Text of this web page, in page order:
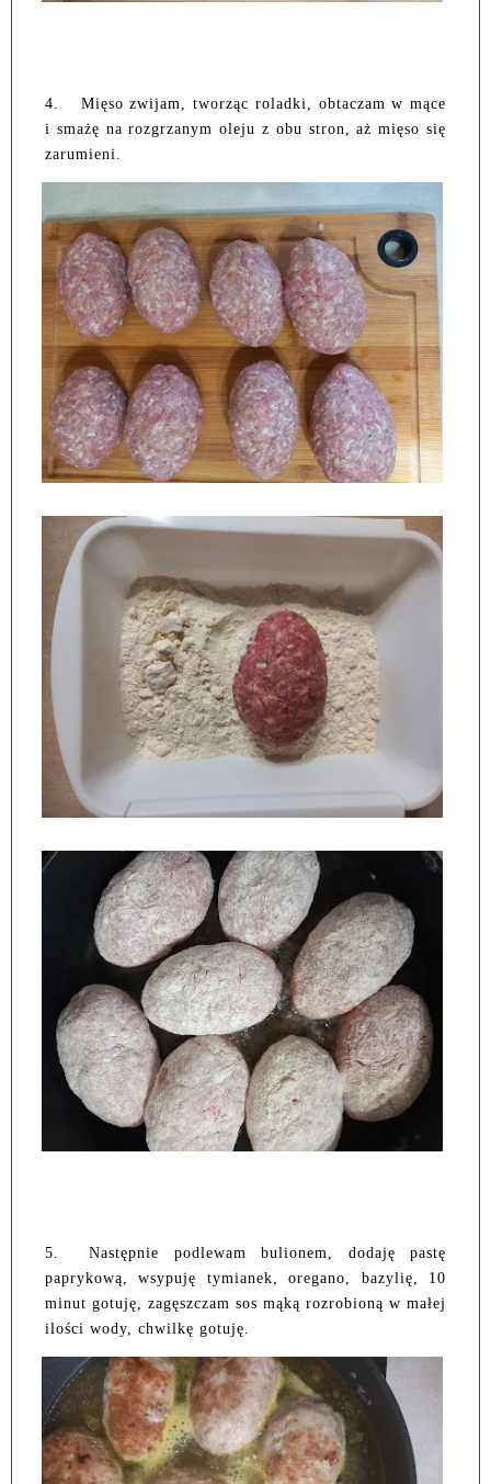
4.
Mięso zwijam, tworząc roladki, obtaczam w mące
i smażę na rozgrzanym oleju z obu stron, aż mięso się
zarumieni.
5.
Następnie podlewam bulionem, dodaję pastę
paprykową, wsypuję tymianek, oregano, bazylię, 10
minut gotuję, zagęszczam sos mąką rozrobioną w małej
ilości wody, chwilkę gotuję.